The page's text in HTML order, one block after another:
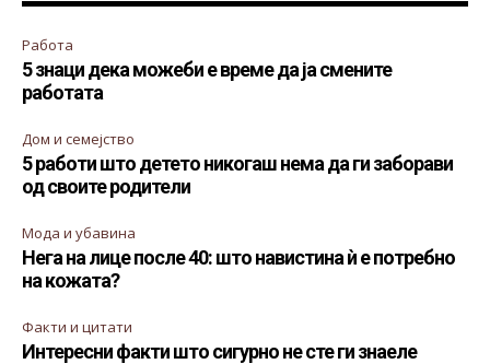
Работа
5 знаци дека можеби е време да ја смените
работата
Дом и семејство
5 работи што детето никогаш нема да ги заборави
од своите родители
Мода и убавина
Нега на лице после 40: што навистина ѝ е потребно
на кожата?
Факти и цитати
Интересни факти што сигурно не сте ги знаеле